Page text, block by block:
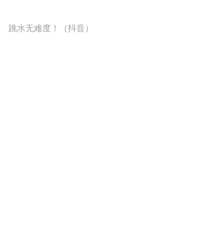
跳水无难度！（抖音）